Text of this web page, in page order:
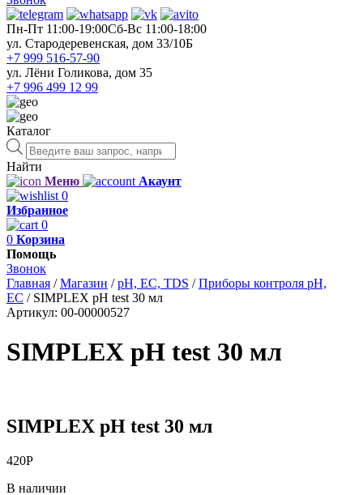
Пн-Пт 11:00-19:00Cб-Вс 11:00-18:00
ул. Стародеревенская, дом 33/10Б
+7 999 516-57-90
ул. Лёни Голикова, дом 35
+7 996 499 12 99
Каталог
Поиск
товаров
Найти
Меню
Акаунт
0
Избранное
0
0 Корзина
Помощь
Звонок
Главная /Магазин /рН, EC, TDS /Приборы контроля pH,
EC / SIMPLEX pH test 30 мл
Артикул: 00-00000527
SIMPLEX pH test 30 мл
SIMPLEX pH test 30 мл
420Р
В наличии